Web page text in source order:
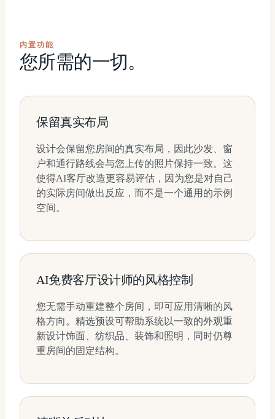
内置功能
您所需的一切。
保留真实布局
设计会保留您房间的真实布局，因此沙发、窗
户和通行路线会与您上传的照片保持一致。这
使得AI客厅改造更容易评估，因为您是对自己
的实际房间做出反应，而不是一个通用的示例
空间。
AI免费客厅设计师的风格控制
您无需手动重建整个房间，即可应用清晰的风
格方向。精选预设可帮助系统以一致的外观重
新设计饰面、纺织品、装饰和照明，同时仍尊
重房间的固定结构。